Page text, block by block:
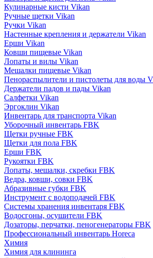
Кулинарные кисти Vikan
Ручные щетки Vikan
Ручки Vikan
Настенные крепления и держатели Vikan
Ерши Vikan
Ковши пищевые Vikan
Лопаты и вилы Vikan
Мешалки пищевые Vikan
Пенораспылители и пистолеты для воды
Держатели падов и пады Vikan
Салфетки Vikan
Эргоклин Vikan
Инвентарь для транспорта Vikan
Уборочный инвентарь FBK
Щетки ручные FBK
Щетки для пола FBK
Ерши FBK
Рукоятки FBK
Лопаты, мешалки, скребки FBK
Ведра, ковши, совки FBK
Абразивные губки FBK
Инструмент с водоподачей FBK
Системы хранения инвентаря FBK
Водосгоны, осушители FBK
Дозаторы, перчатки, пеногенераторы FBK
Профессиональный инвентарь Horeca
Химия
Химия для клининга